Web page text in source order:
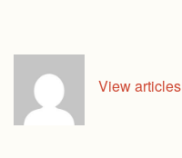
View articles